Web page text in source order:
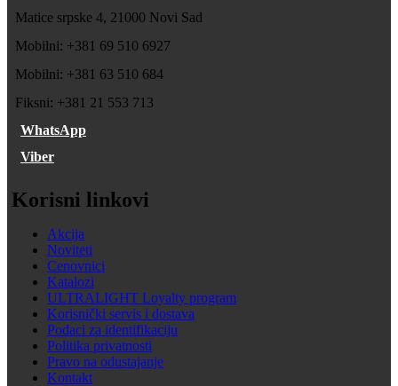
Matice srpske 4, 21000 Novi Sad
Mobilni: +381 69 510 6927
Mobilni: +381 63 510 684
Fiksni: +381 21 553 713
WhatsApp
Viber
Korisni linkovi
Akcija
Noviteti
Cenovnici
Katalozi
ULTRALIGHT Loyalty program
Korisnički servis i dostava
Podaci za identifikaciju
Politika privatnosti
Pravo na odustajanje
Kontakt